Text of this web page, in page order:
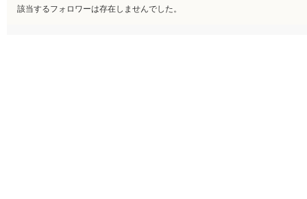
該当するフォロワーは存在しませんでした。